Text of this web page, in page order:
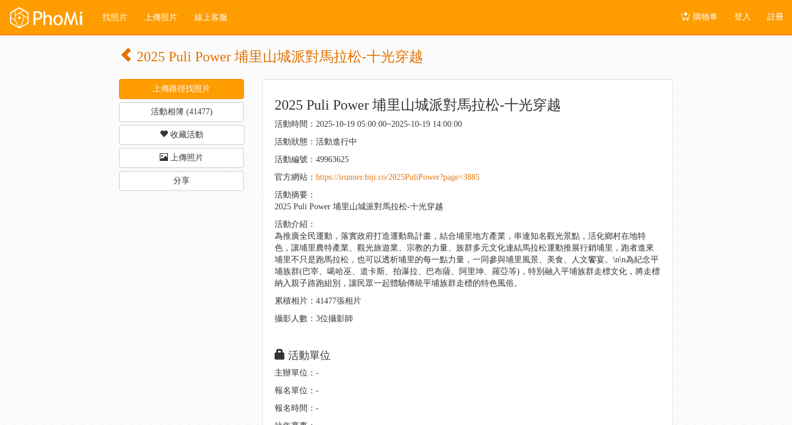
找照片 上傳照片 線上客服 購物車 登入 註冊
2025 Puli Power 埔里山城派對馬拉松-十光穿越
上傳路徑找照片
活動相簿 (41477)
收藏活動
上傳照片
分享
2025 Puli Power 埔里山城派對馬拉松-十光穿越
活動時間：2025-10-19 05:00:00~2025-10-19 14:00:00
活動狀態：活動進行中
活動編號：49963625
官方網站： https://irunner.biji.co/2025PuliPower?page=3885
活動摘要：
2025 Puli Power 埔里山城派對馬拉松-十光穿越
活動介紹：
為推廣全民運動，落實政府打造運動島計畫，結合埔里地方產業，串連知名觀光景點，活化鄉村在地特
色，讓埔里農特產業、觀光旅遊業、宗教的力量、族群多元文化連結馬拉松運動推展行銷埔里，跑者進來
埔里不只是跑馬拉松，也可以透析埔里的每一點力量，一同參與埔里風景、美食、人文饗宴。\n\n為紀念平
埔族群(巴宰、噶哈巫、道卡斯、拍瀑拉、巴布薩、阿里坤、羅亞等)，特別融入平埔族群走標文化，將走標
納入親子路跑組別，讓民眾一起體驗傳統平埔族群走標的特色風俗。
累積相片：41477張相片
攝影人數：3位攝影師
活動單位
主辦單位：-
報名單位：-
報名時間：-